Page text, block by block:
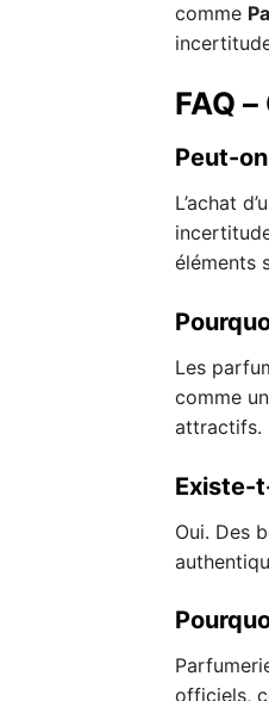
comme
FAQ
Peut-
L’achat
éléments
Les
comme
attractifs.
Existe-
Oui. Des
officiels,